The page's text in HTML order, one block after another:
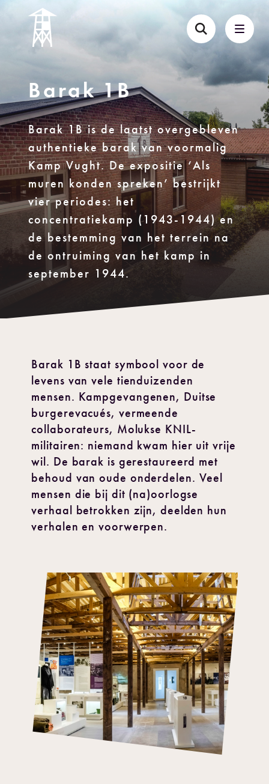
Barak 1B
Barak 1B is de laatst overgebleven
authentieke barak van voormalig
Kamp Vught. De expositie ‘Als
muren konden spreken’ bestrijkt
vier periodes: het
concentratiekamp (1943-1944) en
de bestemming van het terrein na
de ontruiming van het kamp in
september 1944.
Barak 1B staat symbool voor de
levens van vele tienduizenden
mensen. Kampgevangenen, Duitse
burgerevacués, vermeende
collaborateurs, Molukse KNIL-
militairen: niemand kwam hier uit vrije
wil. De barak is gerestaureerd met
behoud van oude onderdelen. Veel
mensen die bij dit (na)oorlogse
verhaal betrokken zijn, deelden hun
verhalen en voorwerpen.